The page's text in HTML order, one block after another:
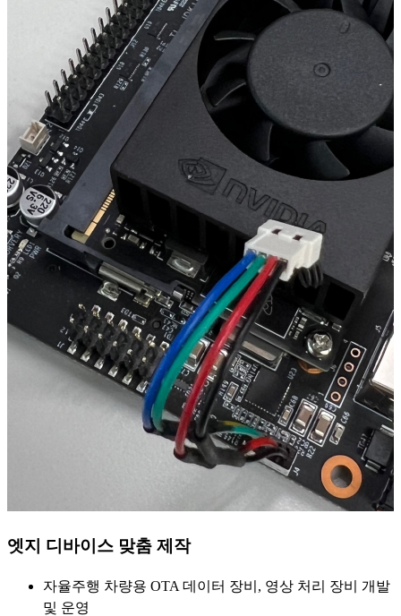
엣지 디바이스 맞춤 제작
자율주행 차량용 OTA 데이터 장비, 영상 처리 장비 개발
및 운영